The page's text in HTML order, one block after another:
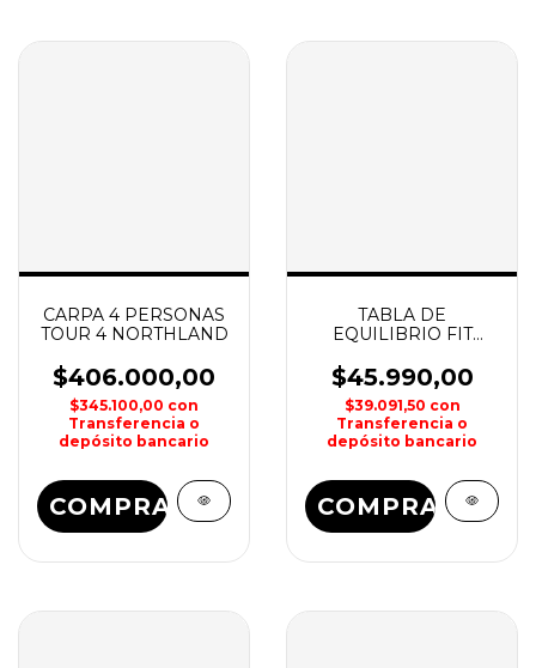
CARPA 4 PERSONAS
TOUR 4 NORTHLAND
$406.000,00
$345.100,00 con
Transferencia o
depósito bancario
COMPRAR
TABLA DE
EQUILIBRIO FIT
$45.990,00
$39.091,50 con
Transferencia o
depósito bancario